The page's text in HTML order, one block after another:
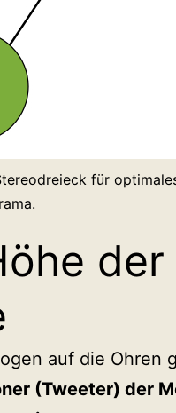
für
der
auf die Ohren
(Tweeter) der